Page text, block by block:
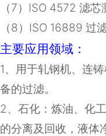
（7） ISO 4572 滤芯
（8）ISO 16889 过
主要应用领域：
1、用于轧钢机、连
备的过滤。
2、石化：炼油、化
的分离及回收，液体